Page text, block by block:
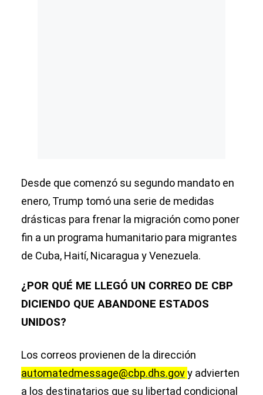
Desde que comenzó su segundo mandato en
enero, Trump tomó una serie de medidas
drásticas para frenar la migración como poner
fin a un programa humanitario para migrantes
de Cuba, Haití, Nicaragua y Venezuela.
¿POR QUÉ ME LLEGÓ UN CORREO DE CBP
DICIENDO QUE ABANDONE ESTADOS
UNIDOS?
Los correos provienen de la dirección
automatedmessage@cbp.dhs.govy advierten
a los destinatarios que su libertad condicional